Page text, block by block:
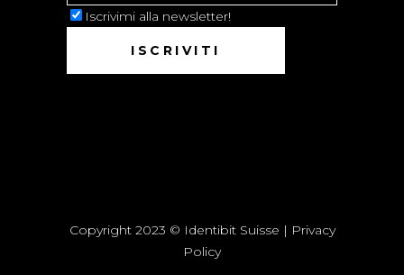
Iscrivimi alla newsletter!
Copyright 2023 © Identibit Suisse | Privacy
Policy